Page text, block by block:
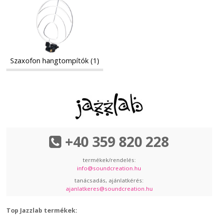
hangtompítók
hangtompítók
Szaxofon hangtompítók (1)
+40 359 820 228
termékek/rendelés:
info@soundcreation.hu
tanácsadás, ajánlatkérés:
ajanlatkeres@soundcreation.hu
Top Jazzlab termékek: